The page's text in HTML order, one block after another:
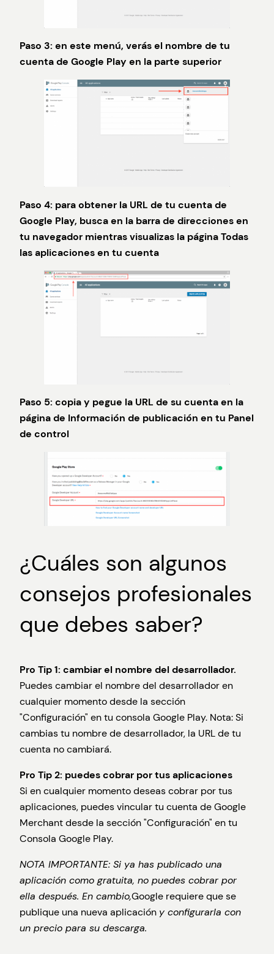
Paso 3: en este menú, verás el nombre de tu
cuenta de Google Play en la parte superior
Paso 4: para obtener la URL de tu cuenta de
Google Play, busca en la barra de direcciones en
tu navegador mientras visualizas la página Todas
las aplicaciones en tu cuenta
Paso 5: copia y pegue la URL de su cuenta en la
página de Información de publicación en tu Panel
de control
¿Cuáles son algunos
consejos profesionales
que debes saber?
Pro Tip 1: cambiar el nombre del desarrollador.
Puedes cambiar el nombre del desarrollador en
cualquier momento desde la sección
"Configuración" en tu consola Google Play. Nota: Si
cambias tu nombre de desarrollador, la URL de tu
cuenta no cambiará.
Pro Tip 2: puedes cobrar por tus aplicaciones
Si en cualquier momento deseas cobrar por tus
aplicaciones, puedes vincular tu cuenta de Google
Merchant desde la sección "Configuración" en tu
Consola Google Play.
NOTA IMPORTANTE: Si ya has publicado una
aplicación como gratuita, no puedes cobrar por
ella después. En cambio,Google requiere que se
publique una nueva aplicación y configurarla con
un precio para su descarga.